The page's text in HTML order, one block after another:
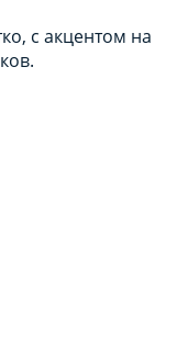
с акцентом на